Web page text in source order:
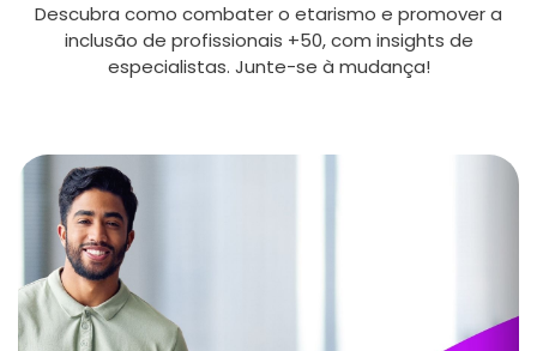
Descubra como combater o etarismo e promover a
inclusão de profissionais +50, com insights de
especialistas. Junte-se à mudança!